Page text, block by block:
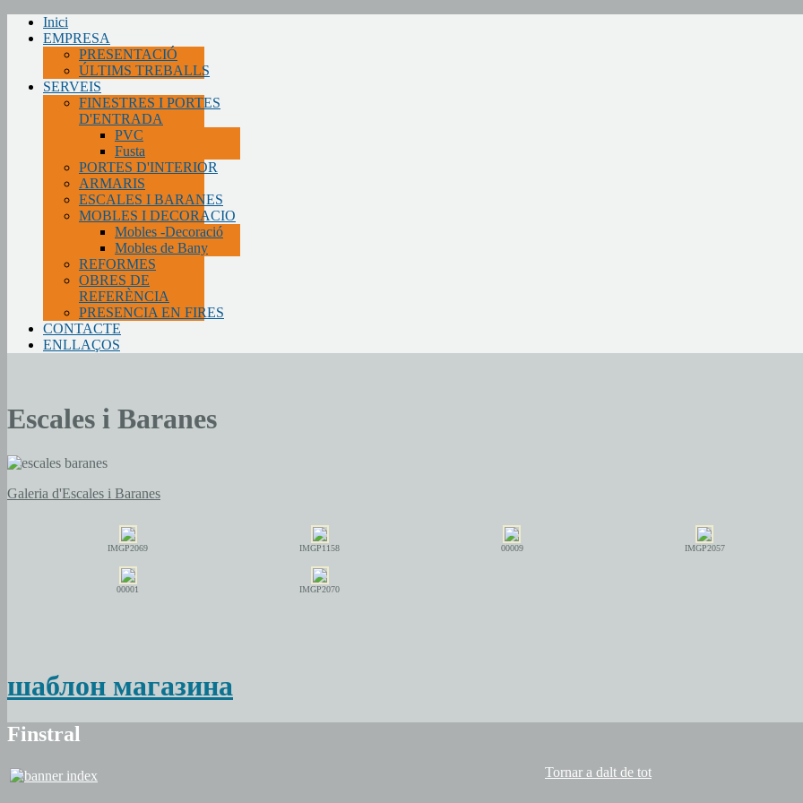
Inici
EMPRESA
PRESENTACIÓ
ÚLTIMS TREBALLS
SERVEIS
FINESTRES I PORTES
D'ENTRADA
PVC
Fusta
PORTES D'INTERIOR
ARMARIS
ESCALES I BARANES
MOBLES I DECORACIO
Mobles -Decoració
Mobles de Bany
REFORMES
OBRES DE
REFERÈNCIA
PRESENCIA EN FIRES
CONTACTE
ENLLAÇOS
Escales i Baranes
Galeria d'Escales i Baranes
IMGP2069 IMGP1158 00009 IMGP2057
00001 IMGP2070
шаблон магазина
Finstral
Tornar a dalt de tot